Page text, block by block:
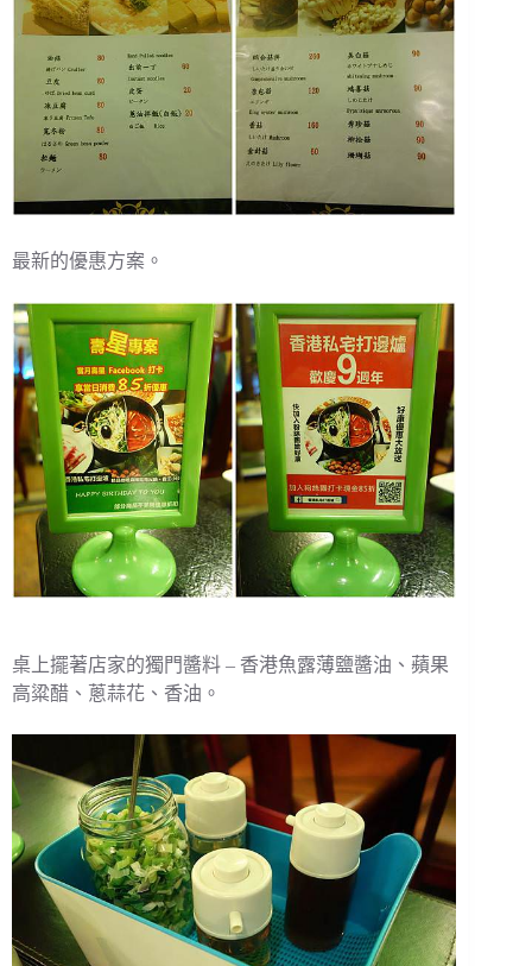
最新的優惠方案。
桌上擺著店家的獨門醬料 – 香港魚露薄鹽醬油、蘋果
高粱醋、蔥蒜花、香油。